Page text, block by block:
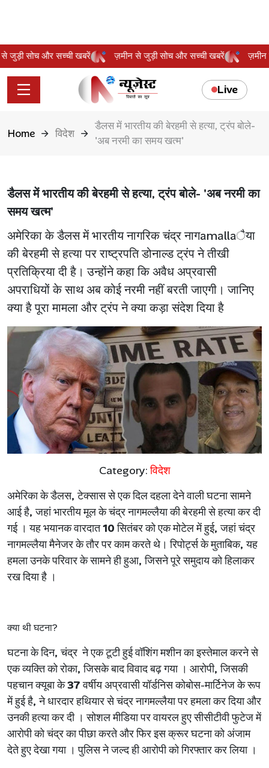
से जुड़ी सोच और सच्ची खबरें ज़मीन से जुड़ी सोच और सच्ची खबरें
Live
Home विदेश
डैलस में भारतीय की बेरहमी से हत्या, ट्रंप बोले-
'अब नरमी का समय खत्म'
डैलस में भारतीय की बेरहमी से हत्या, ट्रंप बोले- 'अब नरमी का
समय खत्म'
अमेरिका के डैलस में भारतीय नागरिक चंद्र नागamallaैया
की बेरहमी से हत्या पर राष्ट्रपति डोनाल्ड ट्रंप ने तीखी
प्रतिक्रिया दी है। उन्होंने कहा कि अवैध अप्रवासी
अपराधियों के साथ अब कोई नरमी नहीं बरती जाएगी। जानिए
क्या है पूरा मामला और ट्रंप ने क्या कड़ा संदेश दिया है
Category:विदेश
अमेरिका के डैलस,टेक्सास से एक दिल दहला देने वाली घटना सामने
आई है,जहां भारतीय मूल के चंद्र नागमल्लैया की बेरहमी से हत्या कर दी
गई । यह भयानक वारदात10सितंबर को एक मोटेल में हुई,जहां चंद्र
नागमल्लैया मैनेजर के तौर पर काम करते थे। रिपोर्ट्स के मुताबिक,यह
हमला उनके परिवार के सामने ही हुआ,जिसने पूरे समुदाय को हिलाकर
रख दिया है ।
क्या थी घटना?
घटना के दिन,चंद्र ने एक टूटी हुई वॉशिंग मशीन का इस्तेमाल करने से
एक व्यक्ति को रोका,जिसके बाद विवाद बढ़ गया । आरोपी,जिसकी
पहचान क्यूबा के37वर्षीय अप्रवासी यॉर्डनिस कोबोस-मार्टिनेज के रूप
में हुई है,ने धारदार हथियार से चंद्र नागमल्लैया पर हमला कर दिया और
उनकी हत्या कर दी । सोशल मीडिया पर वायरल हुए सीसीटीवी फुटेज में
आरोपी को चंद्र का पीछा करते और फिर इस क्रूर घटना को अंजाम
देते हुए देखा गया । पुलिस ने जल्द ही आरोपी को गिरफ्तार कर लिया ।